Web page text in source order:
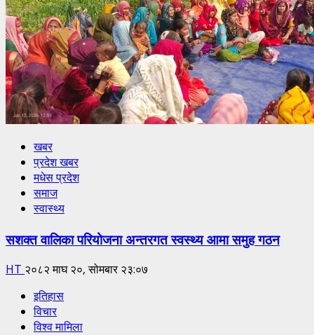
खबर
प्रदेश खबर
मधेस प्रदेश
समाज
स्वास्थ्य
सशक्त वालिका परियोजना अन्तरगत स्वस्थ्य आमा समुह गठन
HT २०८२ माघ २०, सोमबार २३:०७
इतिहास
विचार
विश्व मामिला